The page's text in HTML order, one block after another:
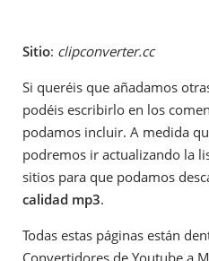
Sitio: clipconverter.cc
Si queréis que añadamos
podéis escribirlo en los
podamos incluir. A medida
podremos ir actualizando la
sitios para que podamos
calidad mp3.
Todas estas páginas están
Convertidores de Youtube a